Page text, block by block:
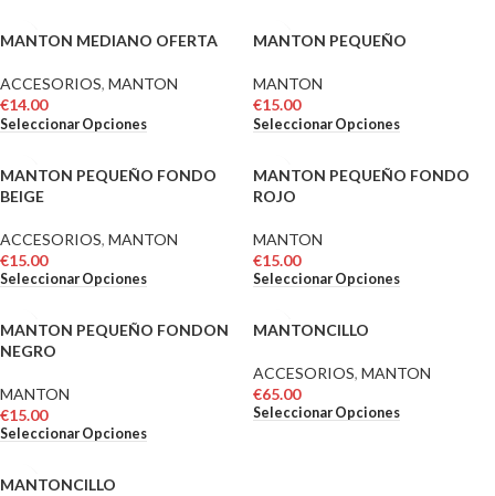
MANTON MEDIANO OFERTA
ACCESORIOS, MANTON
€14.00
Seleccionar Opciones
MANTON PEQUEÑO
MANTON
€15.00
Seleccionar Opciones
MANTON PEQUEÑO FONDO
BEIGE
ACCESORIOS, MANTON
€15.00
Seleccionar Opciones
MANTON PEQUEÑO FONDO
ROJO
MANTON
€15.00
Seleccionar Opciones
MANTON PEQUEÑO FONDON
NEGRO
MANTON
€15.00
Seleccionar Opciones
MANTONCILLO
ACCESORIOS, MANTON
€65.00
Seleccionar Opciones
MANTONCILLO